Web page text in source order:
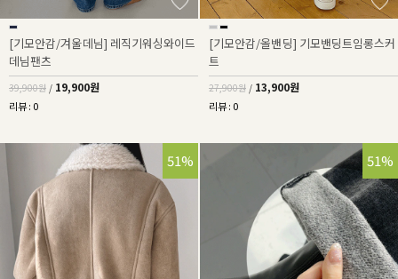
[기모안감/겨울데님] 레직기워싱와이드
데님팬츠
39,900원 / 19,900원
리뷰 : 0
[기모안감/올밴딩] 기모밴딩트임롱스커
트
27,900원 / 13,900원
리뷰 : 0
51% 51%